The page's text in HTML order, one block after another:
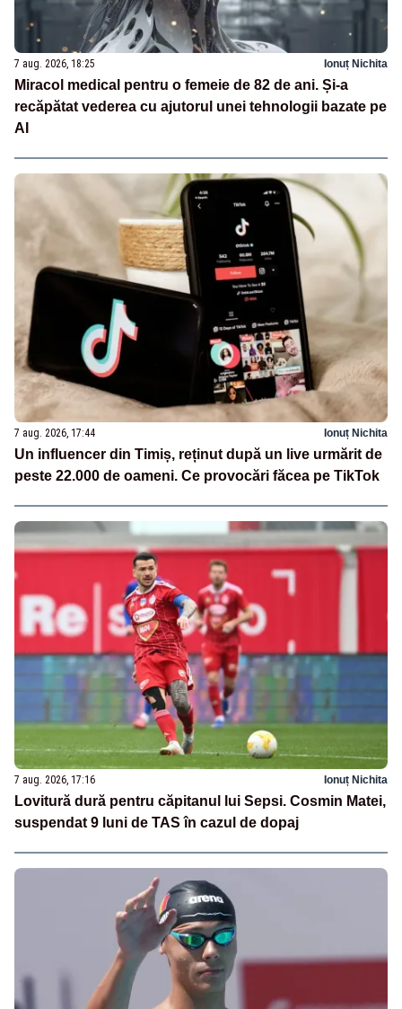
7 aug. 2026, 18:25 Ionuț Nichita
Miracol medical pentru o femeie de 82 de ani. Și-a
recăpătat vederea cu ajutorul unei tehnologii bazate pe
AI
7 aug. 2026, 17:44 Ionuț Nichita
Un influencer din Timiș, reținut după un live urmărit de
peste 22.000 de oameni. Ce provocări făcea pe TikTok
7 aug. 2026, 17:16 Ionuț Nichita
Lovitură dură pentru căpitanul lui Sepsi. Cosmin Matei,
suspendat 9 luni de TAS în cazul de dopaj